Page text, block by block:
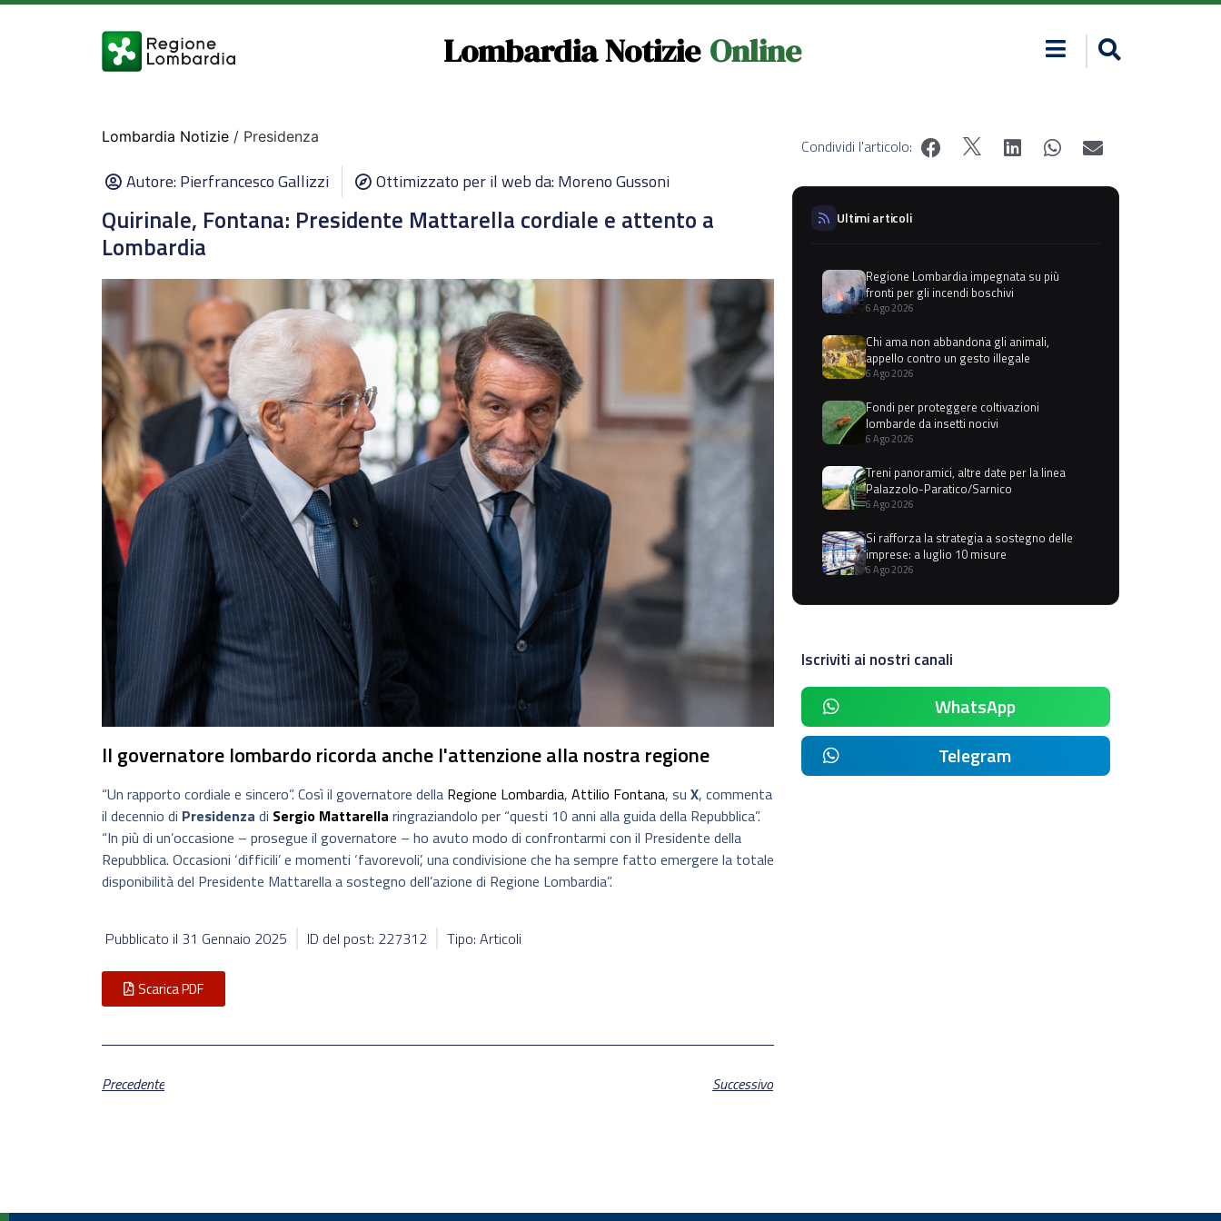
Lombardia Notizie Online
Lombardia Notizie / Presidenza
Autore:Pierfrancesco Gallizzi Ottimizzato per il web da: Moreno Gussoni
Quirinale, Fontana: Presidente Mattarella cordiale e attento a
Lombardia
Il governatore lombardo ricorda anche l'attenzione alla nostra regione
“Un rapporto cordiale e sincero”. Così il governatore della Regione Lombardia, Attilio Fontana, su X, commenta
il decennio di Presidenza di Sergio Mattarella ringraziandolo per “questi 10 anni alla guida della Repubblica”.
“In più di un’occasione – prosegue il governatore – ho avuto modo di confrontarmi con il Presidente della
Repubblica. Occasioni ‘difficili’ e momenti ‘favorevoli’, una condivisione che ha sempre fatto emergere la totale
disponibilità del Presidente Mattarella a sostegno dell’azione di Regione Lombardia”.
Pubblicato il 31 Gennaio 2025 ID del post: 227312 Tipo: Articoli
Scarica PDF
Precedente Successivo
Condividi l'articolo:
Ultimi articoli
Regione Lombardia impegnata su più
fronti per gli incendi boschivi
6 Ago 2026
Chi ama non abbandona gli animali,
appello contro un gesto illegale
6 Ago 2026
Fondi per proteggere coltivazioni
lombarde da insetti nocivi
6 Ago 2026
Treni panoramici, altre date per la linea
Palazzolo-Paratico/Sarnico
6 Ago 2026
Si rafforza la strategia a sostegno delle
imprese: a luglio 10 misure
6 Ago 2026
Iscriviti ai nostri canali
WhatsApp
Telegram